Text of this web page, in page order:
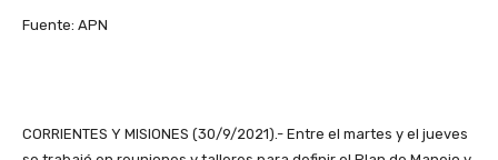
Fuente: APN
CORRIENTES Y MISIONES (30/9/2021).- Entre el martes y el jueves